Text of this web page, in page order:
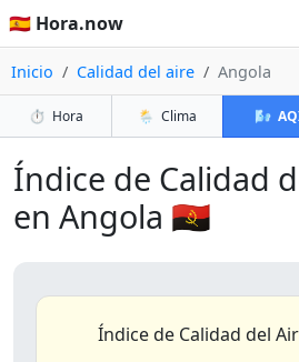
🇪🇸 Hora.now
Inicio Calidad del aire Angola
⏱️ Hora 🌦️ Clima 🌬️
Índice de Calidad
en Angola 🇦🇴
Índice de Calidad del